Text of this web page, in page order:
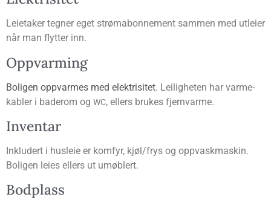
Leie­ta­ker teg­ner eget strøm­abon­ne­ment sam­men med utlei­er
når man flyt­ter inn.
Opp­var­ming
Boli­gen opp­var­mes med elek­tri­si­tet. Lei­lig­he­ten har varme­
kab­ler i bade­rom og WC, ellers bru­kes fjernvarme.
Inven­tar
Inklu­dert i hus­leie er kom­fyr, kjøl/frys og opp­vask­ma­skin.
Boli­gen leies ellers ut umøblert.
Bod­plass